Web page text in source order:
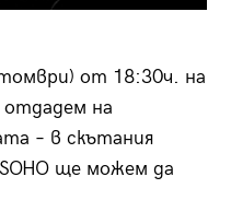
от 18:30ч. на
на
– в скътания
ще можем да